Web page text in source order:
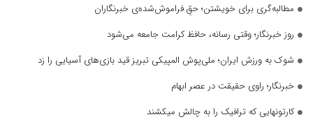
مطالبه‌گری برای خویشتن؛ حقِ فراموش‌شده‌ی خبرنگاران
روز خبرنگار؛ وقتی رسانه، حافظ کرامت جامعه می‌شود
شوک به ورزش ایران؛ ملی‌پوش المپیکی تبریز قید بازی‌های آسیایی را زد
خبرنگار؛ راوی حقیقت در عصر ابهام
کارتونهایی که ترافیک را به چالش میکشند